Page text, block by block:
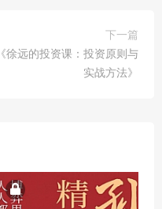
下一篇
《徐远的投资课：投资原则与
实战方法》